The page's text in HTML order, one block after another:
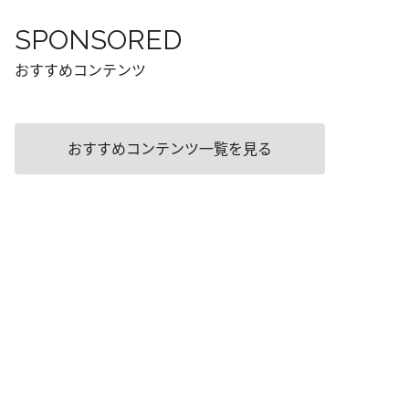
SPONSORED
おすすめコンテンツ
おすすめコンテンツ一覧を見る